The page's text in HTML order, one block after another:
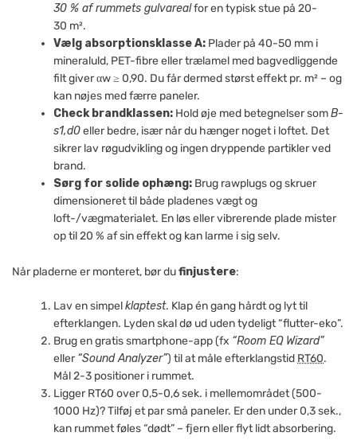
30 % af rummets gulvarealfor en typisk stue på 20-
30 m².
Vælg absorptionsklasse A: Plader på 40-50 mm i
mineraluld, PET-fibre eller trælamel med bagvedliggende
filt giver αw ≥ 0,90. Du får dermed størst effekt pr. m² – og
kan nøjes med færre paneler.
Check brandklassen: Hold øje med betegnelser somB-
s1,d0eller bedre, især når du hænger noget i loftet. Det
sikrer lav røgudvikling og ingen dryppende partikler ved
brand.
Sørg for solide ophæng: Brug rawplugs og skruer
dimensioneret til både pladenes vægt og
loft-/vægmaterialet. En løs eller vibrerende plade mister
op til 20 % af sin effekt og kan larme i sig selv.
Når pladerne er monteret, bør dufinjustere:
Lav en simpelklaptest. Klap én gang hårdt og lyt til
efterklangen. Lyden skal dø ud uden tydeligt “flutter-eko”.
Brug en gratis smartphone-app (fx “Room EQ Wizard”
eller“Sound Analyzer”) til at måle efterklangstid RT60.
Mål 2-3 positioner i rummet.
Ligger RT60 over 0,5-0,6 sek. i mellemområdet (500-
1000 Hz)? Tilføj et par små paneler. Er den under 0,3 sek.,
kan rummet føles “dødt” – fjern eller flyt lidt absorbering.